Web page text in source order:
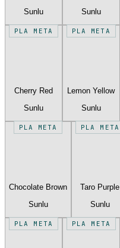
Sunlu
Sunlu
PLA META
Cherry Red
Sunlu
PLA META
Lemon Yellow
Sunlu
PLA META
Chocolate Brown
Sunlu
PLA META
Taro Purple
Sunlu
PLA META PLA META